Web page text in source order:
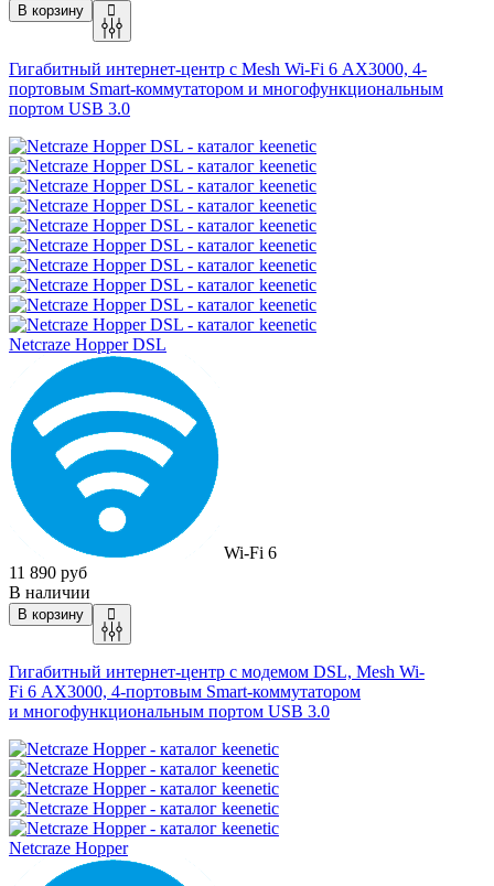
В корзину
Гигабитный интернет-центр с Mesh Wi-Fi 6 AX3000, 4-
портовым Smart-коммутатором и многофункциональным
портом USB 3.0
Netcraze Hopper DSL
Wi-Fi 6
11 890 руб
В наличии
В корзину
Гигабитный интернет-центр с модемом DSL, Mesh Wi-
Fi 6 AX3000, 4-портовым Smart-коммутатором
и многофункциональным портом USB 3.0
Netcraze Hopper